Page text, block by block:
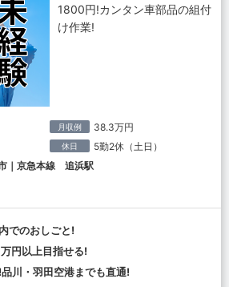
1800円!カンタン車部品の組付
け作業!
月収例 38.3万円
休日 5勤2休（土日）
｜京急本線 追浜駅
でのおしごと!
円以上目指せる!
川・羽田空港までも直通!